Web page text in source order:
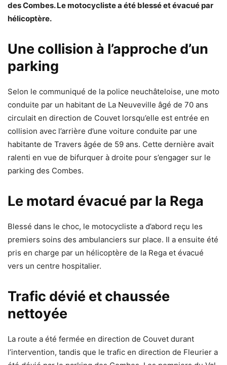
des Combes. Le motocycliste a été blessé et évacué par
hélicoptère.
Une collision à l’approche d’un
parking
Selon le communiqué de la police neuchâteloise, une moto
conduite par un habitant de La Neuveville âgé de 70 ans
circulait en direction de Couvet lorsqu’elle est entrée en
collision avec l’arrière d’une voiture conduite par une
habitante de Travers âgée de 59 ans. Cette dernière avait
ralenti en vue de bifurquer à droite pour s’engager sur le
parking des Combes.
Le motard évacué par la Rega
Blessé dans le choc, le motocycliste a d’abord reçu les
premiers soins des ambulanciers sur place. Il a ensuite été
pris en charge par un hélicoptère de la Rega et évacué
vers un centre hospitalier.
Trafic dévié et chaussée
nettoyée
La route a été fermée en direction de Couvet durant
l’intervention, tandis que le trafic en direction de Fleurier a